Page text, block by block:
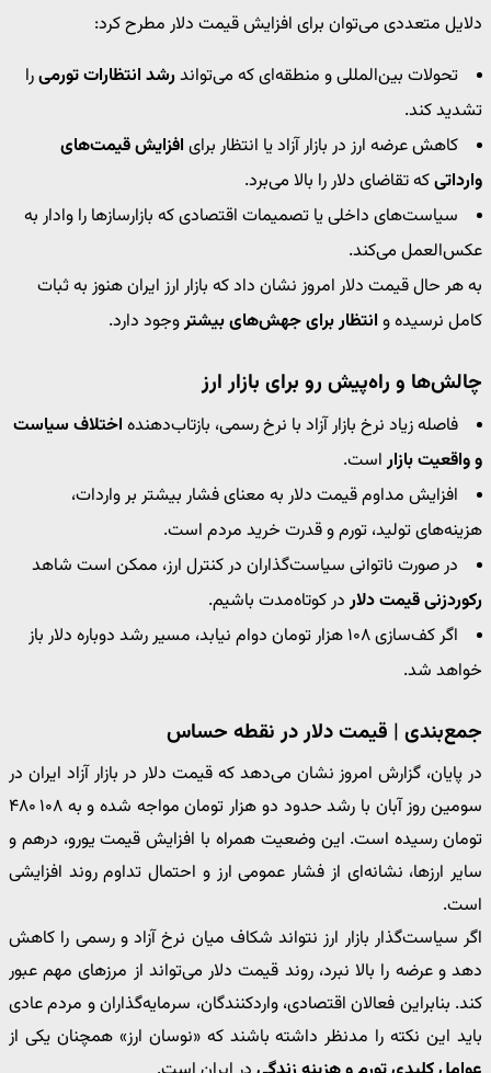
دلایل متعددی می‌توان برای افزایش قیمت دلار مطرح کرد:
تحولات بین‌المللی و منطقه‌ای که می‌تواندرشد انتظارات تورمیرا
تشدید کند.
کاهش عرضه ارز در بازار آزاد یا انتظار برای افزایش قیمت‌های
وارداتیکه تقاضای دلار را بالا می‌برد.
سیاست‌های داخلی یا تصمیمات اقتصادی که بازارسازها را وادار به
عکس‌العمل می‌کند.
به هر حال ‎قیمت دلار‎ امروز نشان داد که بازار ارز ایران هنوز به ثبات
کامل نرسیده و انتظار برای جهش‌های بیشتروجود دارد.
چالش‌ها و راه‌پیش رو برای بازار ارز
فاصله زیاد نرخ بازار آزاد با نرخ رسمی، بازتاب‌دهنده اختلاف سیاست
و واقعیت بازاراست.
افزایش مداوم ‎قیمت دلار‎ به معنای فشار بیشتر بر واردات،
هزینه‌های تولید، تورم و قدرت خرید مردم است.
در صورت ناتوانی سیاست‌گذاران در کنترل ارز، ممکن است شاهد
رکوردزنی قیمت دلاردر کوتاه‌مدت باشیم.
اگر کف‌سازی ۱۰۸ هزار تومان دوام نیابد، مسیر رشد دوباره دلار باز
خواهد شد.
جمع‌بندی | قیمت دلار در نقطه حساس
در پایان، گزارش امروز نشان می‌دهد که ‎قیمت دلار‎ در بازار آزاد ایران در
سومین روز آبان با رشد حدود دو هزار تومان مواجه شده و به ۱۰۸ ۴۸۰
تومان رسیده است. این وضعیت همراه با افزایش قیمت یورو، درهم و
سایر ارزها، نشانه‌ای از فشار عمومی ارز و احتمال تداوم روند افزایشی
است.
اگر سیاست‌گذار بازار ارز نتواند شکاف میان نرخ آزاد و رسمی را کاهش
دهد و عرضه را بالا نبرد، روند ‎قیمت دلار‎ می‌تواند از مرزهای مهم عبور
کند. بنابراین فعالان اقتصادی، واردکنندگان، سرمایه‌گذاران و مردم عادی
باید این نکته را مدنظر داشته باشند که «نوسان ارز» همچنان یکی از